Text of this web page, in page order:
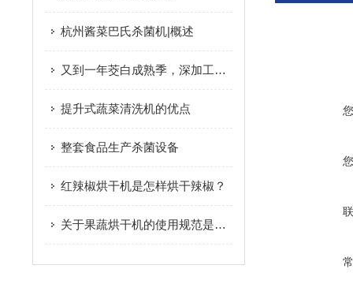
杭州酱菜巴氏杀菌机|概述
又到一年茭白成熟季，深加工促进产业升级
提升式蔬菜清洗机的优点
整套食品生产杀菌设备
红辣椒烘干机是怎样烘干辣椒？
关于果蔬烘干机的使用规范是什么